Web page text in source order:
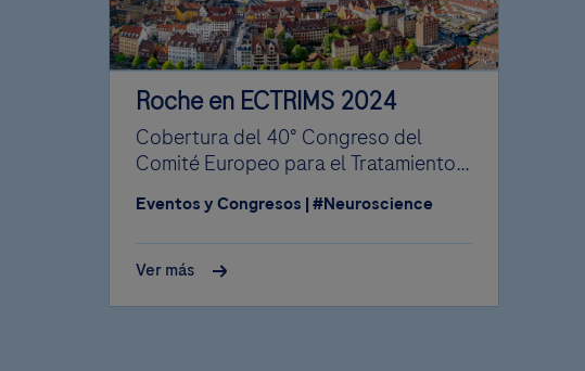
Roche en ECTRIMS 2024
Cobertura del 40° Congreso del
Comité Europeo para el Tratamiento e
Eventos y Congresos |#Neuroscience
Ver más